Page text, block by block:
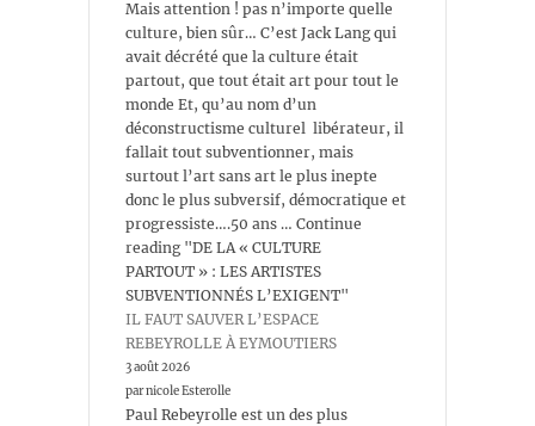
Mais attention ! pas n’importe quelle
culture, bien sûr… C’est Jack Lang qui
avait décrété que la culture était
partout, que tout était art pour tout le
monde Et, qu’au nom d’un
déconstructisme culturel libérateur, il
fallait tout subventionner, mais
surtout l’art sans art le plus inepte
donc le plus subversif, démocratique et
progressiste….50 ans … Continue
reading "DE LA « CULTURE
PARTOUT » : LES ARTISTES
SUBVENTIONNÉS L’EXIGENT"
IL FAUT SAUVER L’ESPACE
REBEYROLLE À EYMOUTIERS
3 août 2026
par nicole Esterolle
Paul Rebeyrolle est un des plus